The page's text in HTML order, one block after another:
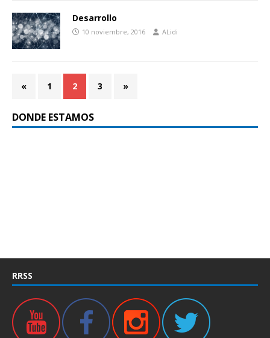
Desarrollo
10 noviembre, 2016 ALidi
« 1 2 3 »
DONDE ESTAMOS
RRSS